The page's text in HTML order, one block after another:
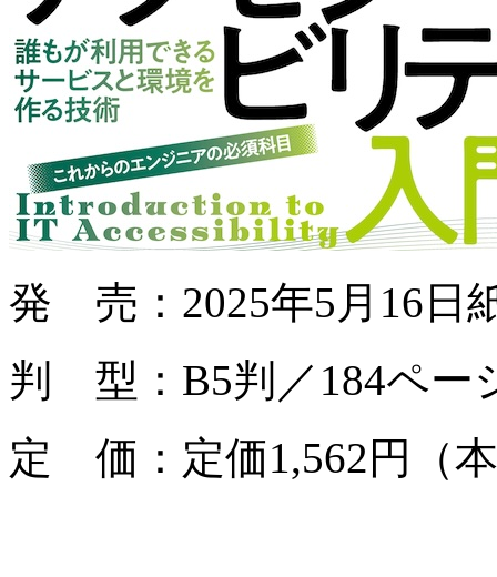
発 売：2025年5月16日
判 型：B5判／184ペー
定 価：定価1,562円（